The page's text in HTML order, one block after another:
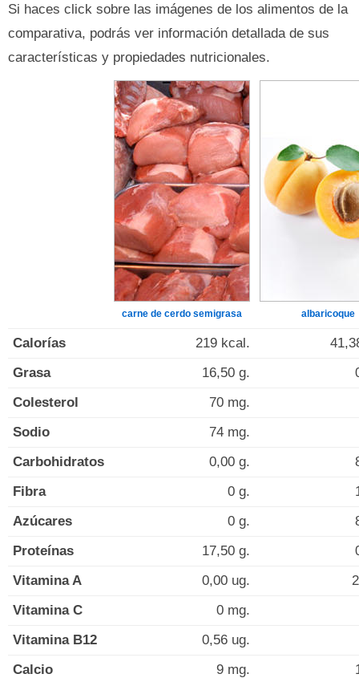
Si haces click sobre las imágenes de los alimentos de la
comparativa, podrás ver información detallada de sus
características y propiedades nutricionales.
carne de cerdo semigrasa albaricoque
Calorías 219 kcal.
Grasa
16,50 g.
Colesterol
70 mg.
Sodio
74 mg.
Carbohidratos
0,00 g.
Fibra
0 g.
Azúcares
0 g.
Proteínas
17,50 g.
Vitamina A
0,00 ug.
Vitamina C
0 mg.
Vitamina B12
0,56 ug.
Calcio
9 mg.